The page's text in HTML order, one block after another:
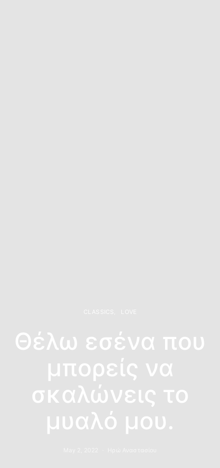
CLASSICS LOVE
Θέλω εσένα που
μπορείς να
σκαλώνεις το
μυαλό μου.